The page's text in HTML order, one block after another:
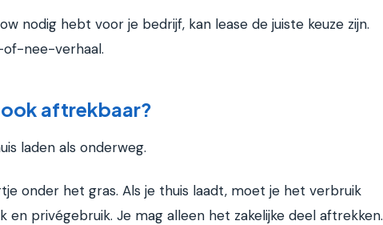
nodig hebt voor je bedrijf, kan lease de juiste keuze zijn.
of-nee-verhaal.
aftrekbaar?
laden als onderweg.
onder het gras. Als je thuis laadt, moet je het verbruik
en privégebruik. Je mag alleen het zakelijke deel aftrekken.